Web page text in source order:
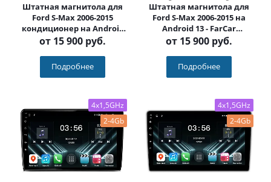
Штатная магнитола для
Ford S-Max 2006-2015
кондиционер на Android
13 - FarCar (D/DX3028M
кондей)
от 15 900 руб.
Подробнее
Штатная магнитола для
Ford S-Max 2006-2015 на
Android 13 - FarCar
(D/DX3028M климат)
от 15 900 руб.
Подробнее
4x1,5GHz
2-4Gb
4x1,5GHz
2-4Gb